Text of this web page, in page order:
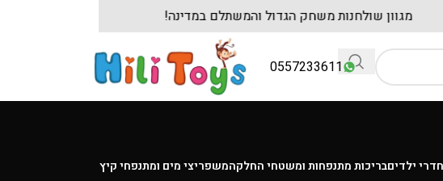
0557233611
ילדיםבריכות מתנפחות ומשטחי החלקהמשפריצי מים ומתנפחי קיץ
מגוון שולחנות משחק הגדול והמשתלם במדינה!